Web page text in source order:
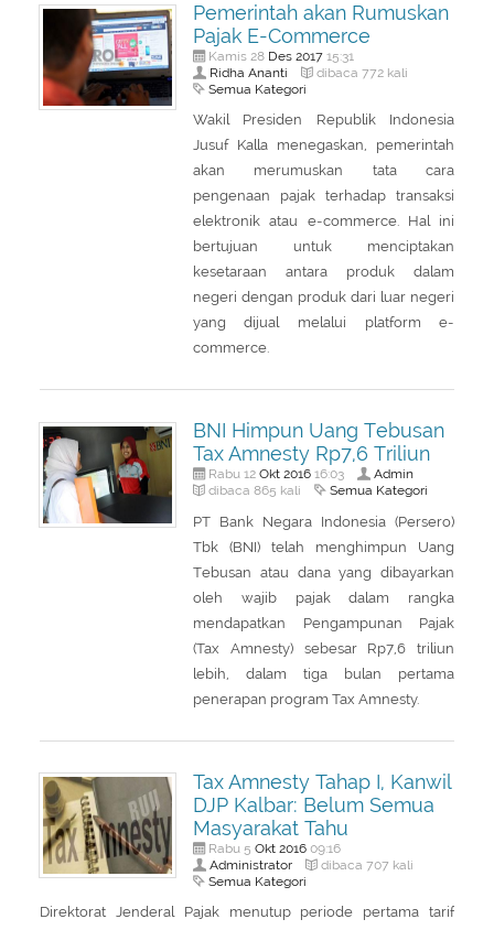
Pemerintah akan Rumuskan
Pajak E-Commerce
Kamis 28 Des 201715:31
Ridha Ananti dibaca 772 kali
Semua Kategori
Wakil Presiden Republik Indonesia
Jusuf Kalla menegaskan, pemerintah
akan merumuskan tata cara
pengenaan pajak terhadap transaksi
elektronik atau e-commerce. Hal ini
bertujuan untuk menciptakan
kesetaraan antara produk dalam
negeri dengan produk dari luar negeri
yang dijual melalui platform e-
commerce.
BNI Himpun Uang Tebusan
Tax Amnesty Rp7,6 Triliun
Rabu 12 Okt 201616:03 Admin
dibaca 865 kali Semua Kategori
PT Bank Negara Indonesia (Persero)
Tbk (BNI) telah menghimpun Uang
Tebusan atau dana yang dibayarkan
oleh wajib pajak dalam rangka
mendapatkan Pengampunan Pajak
(Tax Amnesty) sebesar Rp7,6 triliun
lebih, dalam tiga bulan pertama
penerapan program Tax Amnesty.
Tax Amnesty Tahap I, Kanwil
DJP Kalbar: Belum Semua
Masyarakat Tahu
Rabu 5 Okt 201609:16
Administrator dibaca 707 kali
Semua Kategori
Direktorat Jenderal Pajak menutup periode pertama tarif